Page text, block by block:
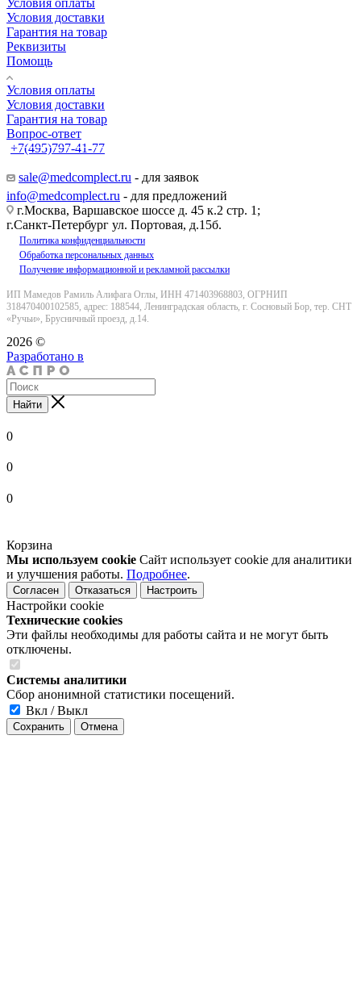
Условия оплаты
Условия доставки
Гарантия на товар
Реквизиты
Помощь
Условия оплаты
Условия доставки
Гарантия на товар
Вопрос-ответ
+7(495)797-41-77
sale@medcomplect.ru - для заявок
info@medcomplect.ru - для предложений
г.Москва, Варшавское шоссе д. 45 к.2 стр. 1;
г.Санкт-Петербург ул. Портовая, д.15б.
Политика конфиденциальности
Обработка персональных данных
Получение информационной и рекламной рассылки
ИП Мамедов Рамиль Алифага Оглы, ИНН 471403968803, ОГРНИП
318470400102585, адрес: 188544, Ленинградская область, г. Сосновый Бор, тер. СНТ
«Ручьи», Брусничный проезд, д.14.
2026 ©
Разработано в
Найти
0
0
0
Корзина
Мы используем cookie Сайт использует cookie для аналитики
и улучшения работы. Подробнее.
Согласен Отказаться Настроить
Настройки cookie
Технические cookies
Эти файлы необходимы для работы сайта и не могут быть
отключены.
Системы аналитики
Сбор анонимной статистики посещений.
Вкл / Выкл
Сохранить Отмена